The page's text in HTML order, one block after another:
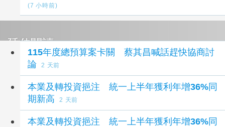
(7 小時前)
延伸閱讀
115年度總預算案卡關 蔡其昌喊話趕快協商討
論
2 天前
本業及轉投資挹注 統一上半年獲利年增36%同
期新高
2 天前
本業及轉投資挹注 統一上半年獲利年增36%同